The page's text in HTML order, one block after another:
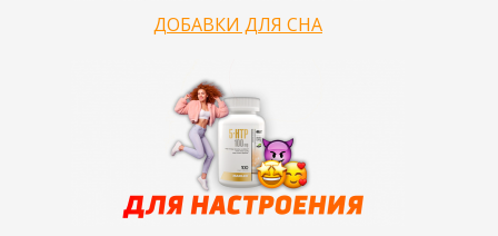
ДОБАВКИ ДЛЯ СНА